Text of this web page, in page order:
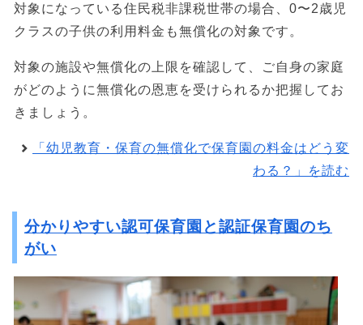
対象になっている住民税非課税世帯の場合、0〜2歳児
クラスの子供の利用料金も無償化の対象です。
対象の施設や無償化の上限を確認して、ご自身の家庭
がどのように無償化の恩恵を受けられるか把握してお
きましょう。
「幼児教育・保育の無償化で保育園の料金はどう変
わる？」を読む
分かりやすい認可保育園と認証保育園のち
がい